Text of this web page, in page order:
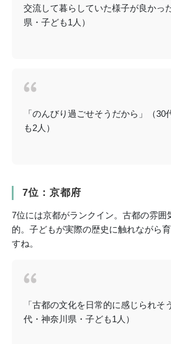
交流して暮らしていた様子が良かっ
県・子ども1人）
「のんびり過ごせそうだから」（30
も2人）
7位：京都府
7位には京都がランクイン。古都の雰囲
的。子どもが実際の歴史に触れながら
すね。
「古都の文化を日常的に感じられそ
代・神奈川県・子ども1人）